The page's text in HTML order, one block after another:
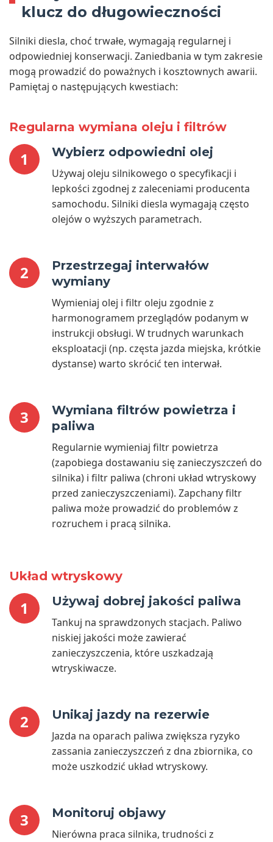
klucz do długowieczności
Silniki diesla, choć trwałe, wymagają regularnej i
odpowiedniej konserwacji. Zaniedbania w tym zakresie
mogą prowadzić do poważnych i kosztownych awarii.
Pamiętaj o następujących kwestiach:
Regularna wymiana oleju i filtrów
1 Wybierz odpowiedni olej
Używaj oleju silnikowego o specyfikacji i
lepkości zgodnej z zaleceniami producenta
samochodu. Silniki diesla wymagają często
olejów o wyższych parametrach.
2
Przestrzegaj interwałów
wymiany
Wymieniaj olej i filtr oleju zgodnie z
harmonogramem przeglądów podanym w
instrukcji obsługi. W trudnych warunkach
eksploatacji (np. częsta jazda miejska, krótkie
dystanse) warto skrócić ten interwał.
3
Wymiana filtrów powietrza i
paliwa
Regularnie wymieniaj filtr powietrza
(zapobiega dostawaniu się zanieczyszczeń do
silnika) i filtr paliwa (chroni układ wtryskowy
przed zanieczyszczeniami). Zapchany filtr
paliwa może prowadzić do problemów z
rozruchem i pracą silnika.
Układ wtryskowy
1 Używaj dobrej jakości paliwa
Tankuj na sprawdzonych stacjach. Paliwo
niskiej jakości może zawierać
zanieczyszczenia, które uszkadzają
wtryskiwacze.
2 Unikaj jazdy na rezerwie
Jazda na oparach paliwa zwiększa ryzyko
zassania zanieczyszczeń z dna zbiornika, co
może uszkodzić układ wtryskowy.
3 Monitoruj objawy
Nierówna praca silnika, trudności z